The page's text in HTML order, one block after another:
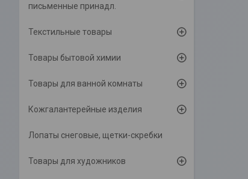
письменные принадл.
Текстильные товары
Товары бытовой химии
Товары для ванной комнаты
Кожгалантерейные изделия
Лопаты снеговые, щетки-скребки
Товары для художников